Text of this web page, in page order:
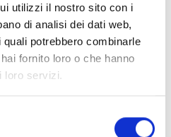
utilizzi il nostro sito con i
di analisi dei dati web,
potrebbero combinarle
fornito loro o che hanno
loro servizi.
del 1959